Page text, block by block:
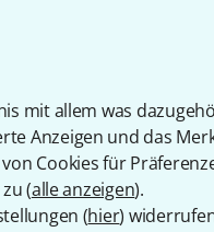
mit allem was
Anzeigen und das
Cookies für
(alle anzeigen).
(hier)